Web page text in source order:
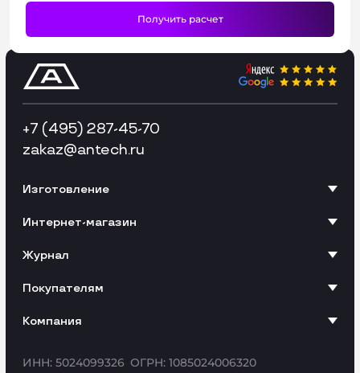
+7 (495) 287-45-70
zakaz@antech.ru
ИНН: 5024099326 ОГРН: 1085024006320
Изготовление
Интернет-магазин
Журнал
Покупателям
Компания